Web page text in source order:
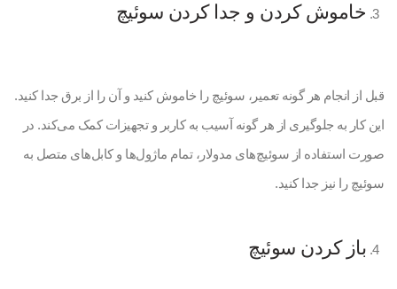
خاموش کردن و جدا کردن سوئیچ
قبل از انجام هر گونه تعمیر، سوئیچ را خاموش کنید و آن را از برق جدا کنید.
این کار به جلوگیری از هر گونه آسیب به کاربر و تجهیزات کمک می‌کند. در
صورت استفاده از سوئیچ‌های مدولار، تمام ماژول‌ها و کابل‌های متصل به
سوئیچ را نیز جدا کنید.
باز کردن سوئیچ